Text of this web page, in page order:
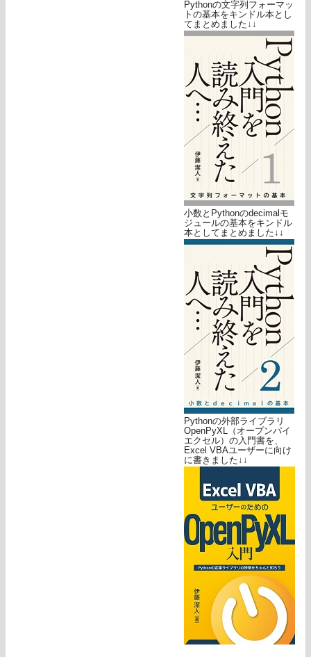
Pythonの文字列フォーマッ
トの基本をキンドル本とし
てまとめました↓↓
小数とPythonのdecimalモ
ジュールの基本をキンドル
本としてまとめました↓↓
Pythonの外部ライブラリ
OpenPyXL（オープンパイ
エクセル）の入門書を、
Excel VBAユーザーに向け
に書きました↓↓